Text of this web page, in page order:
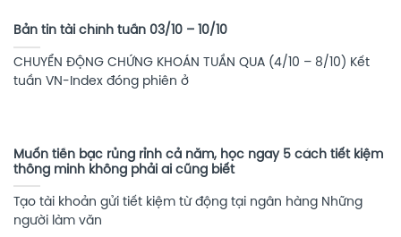
Bản tin tài chính tuần 03/10 – 10/10
CHUYỂN ĐỘNG CHỨNG KHOÁN TUẦN QUA (4/10 – 8/10) Kết
tuần VN-Index đóng phiên ở
Muốn tiền bạc rủng rỉnh cả năm, học ngay 5 cách tiết kiệm
thông minh không phải ai cũng biết
Tạo tài khoản gửi tiết kiệm từ động tại ngân hàng Những
người làm văn